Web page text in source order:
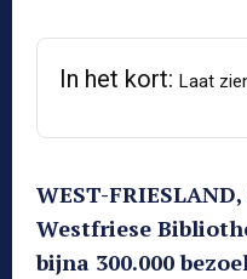
In het kort: Laat
WEST-
Westfriese
bijna 300.000